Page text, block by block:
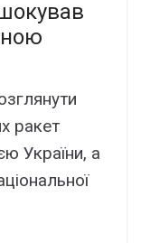
ракет
України, а